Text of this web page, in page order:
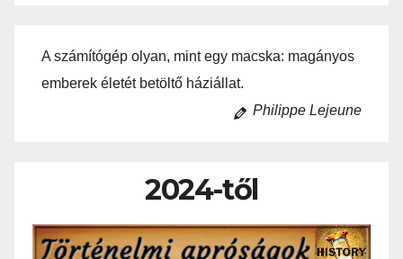
A számítógép olyan, mint egy macska: magányos
emberek életét betöltő háziállat.
Philippe Lejeune
2024-től